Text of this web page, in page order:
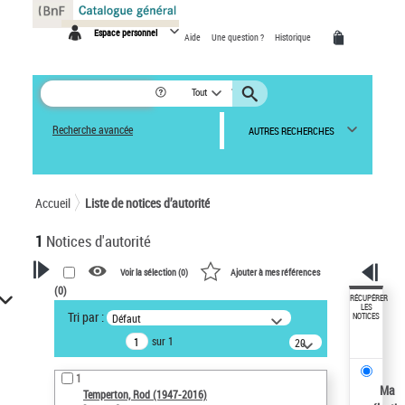
Espace personnel Aide Une question ? Historique
Tout
Recherche avancée AUTRES RECHERCHES
Accueil Liste de notices d’autorité
1 Notices d'autorité
VOTRE RECHERCHE
Recherche avancée dans les
notices d’autorité
Œuvres liées à l'auteur :
Temperton, Rod (1947-2016)
Voir la sélection (0) Ajouter à mes références
(0)
Tri par : Défaut
sur 1
20
résultats/page
1
Temperton, Rod (1947-2016)
RÉCUPÉRER
LES
NOTICES
Ma
Panneau de gestion des cookies